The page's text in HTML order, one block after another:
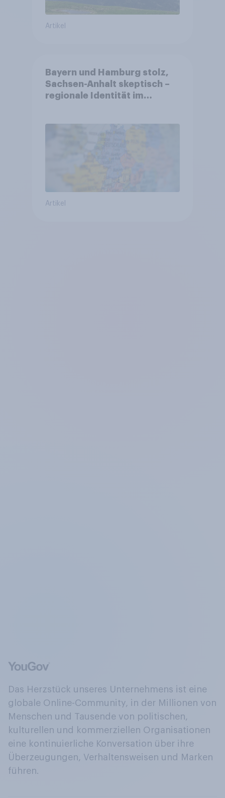
Artikel
Bayern und Hamburg stolz,
Sachsen-Anhalt skeptisch –
regionale Identität im
Artikel
Das Herzstück unseres Unternehmens ist eine
globale Online-Community, in der Millionen von
Menschen und Tausende von politischen,
kulturellen und kommerziellen Organisationen
eine kontinuierliche Konversation über ihre
Überzeugungen, Verhaltensweisen und Marken
führen.